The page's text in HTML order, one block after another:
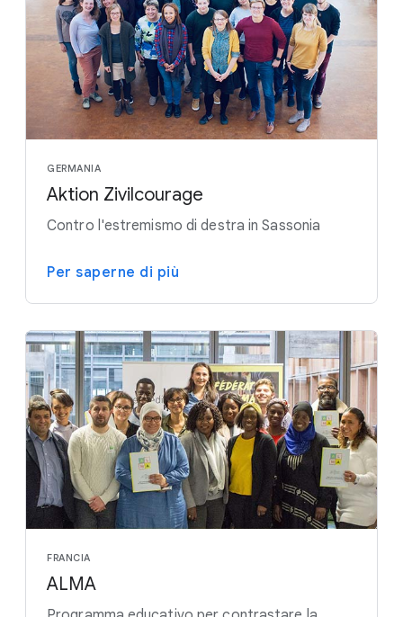
GERMANIA
Aktion Zivilcourage
Contro l'estremismo di destra in Sassonia
Per saperne di più
FRANCIA
ALMA